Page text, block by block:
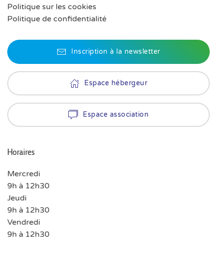
Politique sur les cookies
Politique de confidentialité
Inscription à la newsletter
Espace hébergeur
Espace association
Horaires
Mercredi
9h à 12h30
Jeudi
9h à 12h30
Vendredi
9h à 12h30